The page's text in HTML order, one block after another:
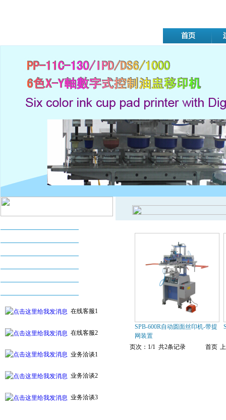
在线客服1
在线客服2
业务洽谈1
业务洽谈2
业务洽谈3
SPB-600R自动圆面丝印机-带提
网装置
页次：1/1 共2条记录 首页